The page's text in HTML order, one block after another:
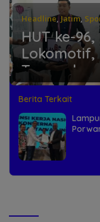
Headline,Jatim,
HUT ke-96,
Lokomotif,
Tunggal
Berita Terkait